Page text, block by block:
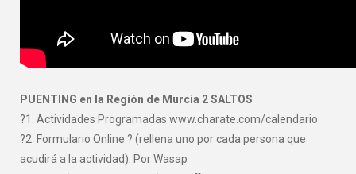
PUENTING en la Región de Murcia 2 SALTOS
?1. Actividades Programadas www.charate.com/calendario
?2. Formulario Online ? (rellena uno por cada persona que
acudirá a la actividad). Por Wasap